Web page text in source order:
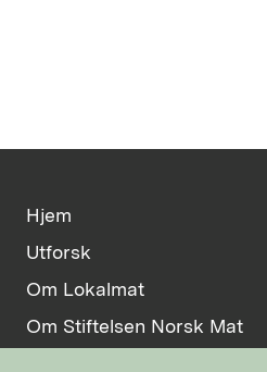
Hjem
Utforsk
Om Lokalmat
Om Stiftelsen Norsk Mat